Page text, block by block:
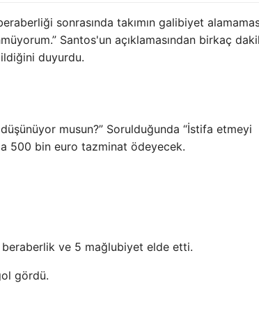
sonrasında takımın galibiyet
Santos'un açıklamasından birkaç
duyurdu.
musun?” Sorulduğunda “İstifa etmeyi
500 bin euro tazminat ödeyecek.
ve 5 mağlubiyet elde etti.
gördü.